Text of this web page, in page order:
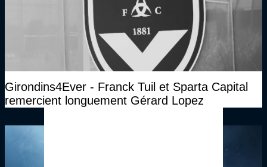
Girondins4Ever - Franck Tuil et Sparta Capital
remercient longuement Gérard Lopez